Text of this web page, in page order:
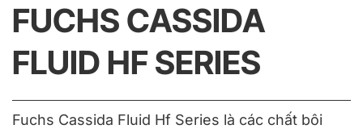
FUCHS CASSIDA
FLUID HF SERIES
Fuchs Cassida Fluid Hf Series là các chất bôi